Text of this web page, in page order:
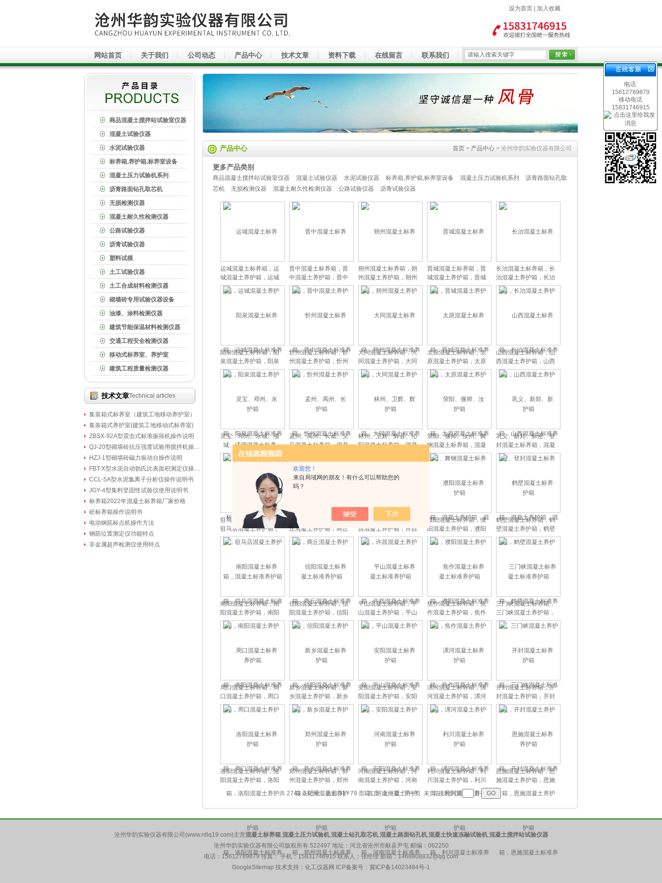
欢迎您！
来自局域网的朋友！有什么可以帮助您的
吗？
设为首页| 加入收藏
网站首页 关于我们 公司动态 产品中心 技术文章 资料下载 在线留言 联系我们
商品混凝土搅拌站试验室仪器
混凝土试验仪器
水泥试验仪器
标养箱,养护箱,标养室设备
混凝土压力试验机系列
沥青路面钻孔取芯机
无损检测仪器
混凝土耐久性检测仪器
公路试验仪器
沥青试验仪器
塑料试模
土工试验仪器
土工合成材料检测仪器
砌墙砖专用试验仪器设备
油漆、涂料检测仪器
建筑节能保温材料检测仪器
交通工程安全检测仪器
移动式标养室、养护室
建筑工程质量检测仪器
技术文章Technical articles
集装箱式标养室（建筑工地移动养护室）
集装箱式养护室(建筑工地移动式标养室)
ZBSX-92A型震击式标准振筛机操作说明
QJ-20型砌墙砖抗压强度试验用搅拌机操作说明书
HZJ-1型砌墙砖磁力振动台操作说明
FBT-X型水泥自动勃氏比表面积测定仪操作步骤
CCL-5A型水泥氯离子分析仪操作说明书
JGY-4型集料坚固性试验仪使用说明书
标养箱2022年混凝土标养箱厂家价格
砼标养箱操作说明书
电动钢筋标点机操作方法
钢筋位置测定仪功能特点
非金属超声检测仪使用特点
产品中心 首页 > 产品中心 > 沧州华韵实验仪器有限公司
更多产品类别
商品混凝土搅拌站试验室仪器 混凝土试验仪器 水泥试验仪器 标养箱,养护箱,标养室设备 混凝土压力试验机系列
沥青路面钻孔取
芯机
无损检测仪器 混凝土耐久性检测仪器 公路试验仪器 沥青试验仪器
运城混凝土标养箱，运
城混凝土养护箱，运城
混凝土标准养护箱
晋中混凝土标养箱，晋
中混凝土养护箱，晋中
混凝土标准养护箱
朔州混凝土标养箱，朔
州混凝土养护箱，朔州
混凝土标准养护箱
晋城混凝土标养箱，晋
城混凝土养护箱，晋城
混凝土标准养护箱
长治混凝土标养箱，长
治混凝土养护箱，长治
混凝土标准养护箱
阳泉混凝土标养箱，阳
泉混凝土养护箱，阳泉
混凝土标准养护箱
忻州混凝土标养箱，忻
州混凝土养护箱，忻州
混凝土标准养护箱
大同混凝土标养箱，大
同混凝土养护箱，大同
混凝土标准养护箱
太原混凝土标养箱，太
原混凝土养护箱，太原
混凝土标准养护箱
山西混凝土标养箱，山
西混凝土养护箱，山西
混凝土标准养护箱
灵宝、邓州、永城、项
城、济源混凝土标养
箱，混凝土养护箱，混
凝土标准养护箱
孟州、禹州、长葛、义
马混凝土标养箱，混凝
养护箱
林州、卫辉、辉县、沁
阳混凝土标养箱，混凝
养护箱
荥阳、偃师、汝州、舞
钢混凝土标养箱，混凝
土养护箱，混凝土标准
养护箱
巩义、新郑、新密、登
封混凝土标养箱，混凝
土养护箱，混凝土标准
养护箱
驻马店混凝土标养箱，
驻马店混凝土养护箱，
驻马店混凝土标准养护
箱
商丘混凝土标养箱，商
丘混凝土养护箱，商丘
混凝土标准养护箱
许昌混凝土标养箱，许
昌混凝土养护箱，许昌
混凝土标准养护箱
濮阳混凝土标养箱，濮
阳混凝土养护箱，濮阳
混凝土标准养护箱
鹤壁混凝土标养箱，鹤
壁混凝土养护箱，鹤壁
混凝土标准养护箱
南阳混凝土标养箱，南
阳混凝土养护箱，南阳
混凝土标准养护箱
信阳混凝土标养箱，信
阳混凝土养护箱，信阳
混凝土标准养护箱
平山混凝土标养箱，平
山混凝土养护箱，平山
混凝土标准养护箱
焦作混凝土标养箱，焦
作混凝土养护箱，焦作
混凝土标准养护箱
三门峡混凝土标养箱，
三门峡混凝土养护箱，
三门峡混凝土标准养护
箱
周口混凝土标养箱，周
口混凝土养护箱，周口
混凝土标准养护箱
新乡混凝土标养箱，新
乡混凝土养护箱，新乡
混凝土标准养护箱
安阳混凝土标养箱，安
阳混凝土养护箱，安阳
混凝土标准养护箱
漯河混凝土标养箱，漯
河混凝土养护箱，漯河
混凝土标准养护箱
开封混凝土标养箱，开
封混凝土养护箱，开封
混凝土标准养护箱
洛阳混凝土标养箱，洛
阳混凝土养护箱，洛阳
混凝土标准养护箱
郑州混凝土标养箱，郑
州混凝土养护箱，郑州
混凝土标准养护箱
河南混凝土标养箱，河
南混凝土养护箱，河南
混凝土标准养护箱
利川混凝土标养箱，利
川混凝土养护箱，利川
混凝土标准养护箱
恩施混凝土标养箱，恩
施混凝土养护箱，恩施
混凝土标准养护箱
共 2743 条记录，当前 31 / 79 页首页 上一页 下一页 末页跳转到第 页
沧州华韵实验仪器有限公司(www.rdlq19.com)主营混凝土标养箱,混凝土压力试验机,混凝土钻孔取芯机,混凝土路面钻孔机,混凝土快速冻融试验机,混凝土搅拌站试验仪器
沧州华韵实验仪器有限公司版权所有 522497 地址：河北省沧州市献县尹屯 邮编：062250
电话：15612789879 传真： 手机：15831746915 联系人：张经理 邮箱：1468808832@qq.com
GoogleSitemap 技术支持：化工仪器网 ICP备案号： 冀ICP备14023484号-1
电话:
15612789879
移动电话
15831746915